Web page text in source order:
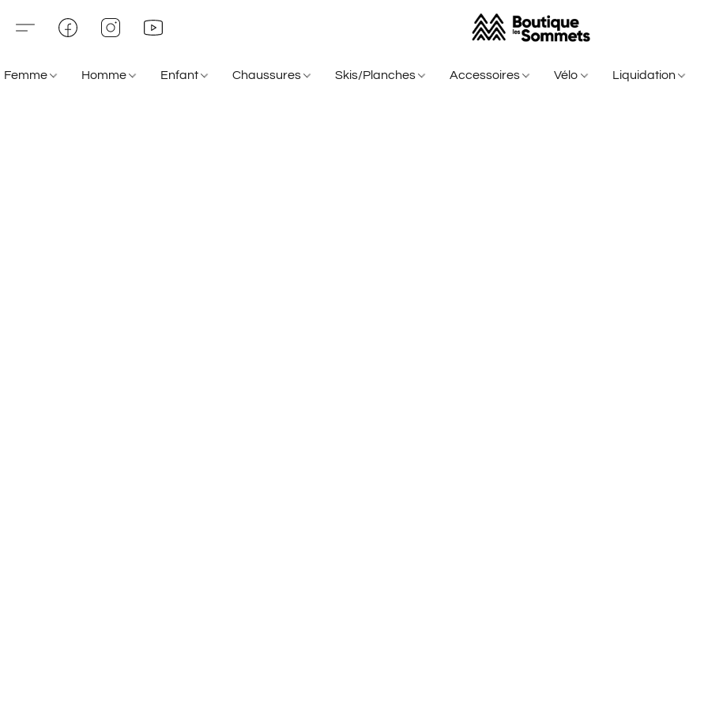
Femme Homme Enfant Chaussures Skis/Planches Accessoires Vélo Liquidation